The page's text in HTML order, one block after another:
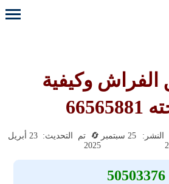
الفراش وكيفية
النشر: 25 سبتمبر
تم التحديث: 23 أبريل
2025
50503376